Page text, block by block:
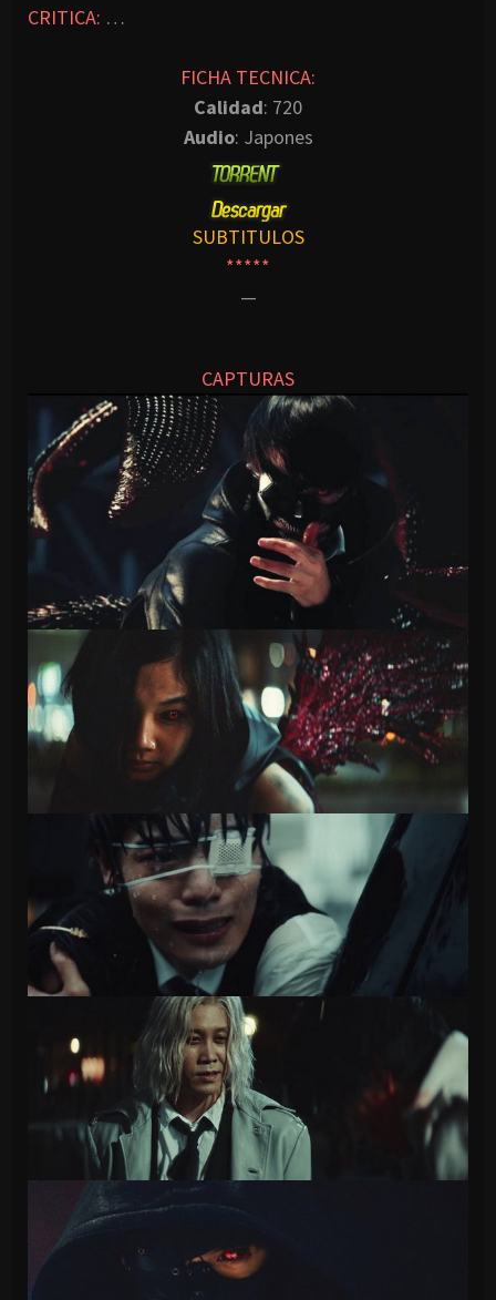
CRITICA: …
FICHA TECNICA:
Calidad: 720
Audio: Japones
SUBTITULOS
*****
—
CAPTURAS